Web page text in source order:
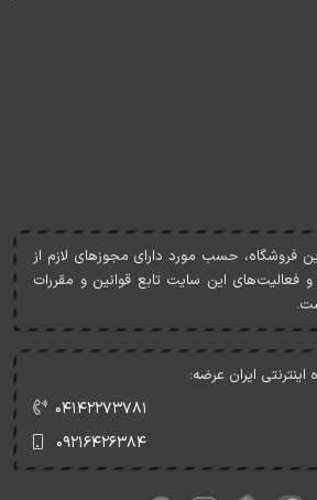
فروشگاه، حسب مورد دارای مجوزهای لازم از
فعاليت‌های اين سايت تابع قوانين و مقررات
ایران عرضه:
۰۴۱۴۲۲۷۳۷۸۱
۰۹۲۱۶۴۲۶۳۸۴